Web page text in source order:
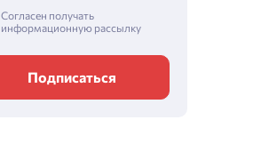
Согласен получать
информационную рассылку
Подписаться